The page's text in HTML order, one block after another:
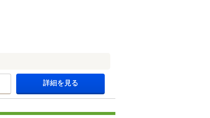
詳細を見る